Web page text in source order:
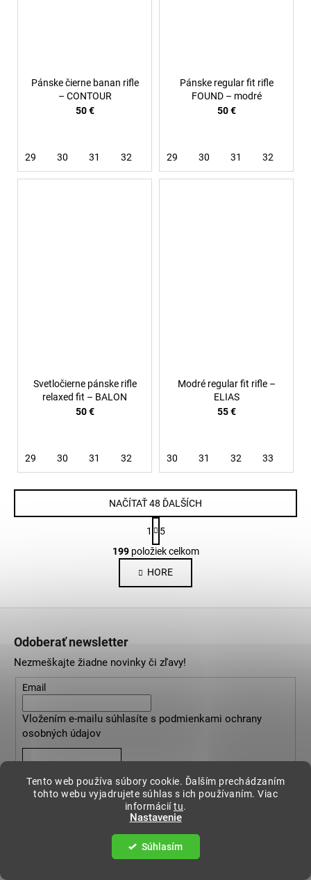
Tento web používa súbory cookie. Ďalším prechádzaním
tohto webu vyjadrujete súhlas s ich používaním. Viac
informáciítu.
Nastavenie
Súhlasím
Pánske čierne banan rifle
– CONTOUR
50 €
29 30 31 32
Pánske regular fit rifle
FOUND – modré
50 €
29 30 31 32
Svetločierne pánske rifle
relaxed fit – BALON
50 €
29 30 31 32
Modré regular fit rifle –
ELIAS
55 €
30 31 32 33
O
v
l
á
d
e
p
v
k
v
p
i
s
u
NAČÍTAŤ 48 ĎALŠÍCH
S
t
r
á
n
k
i
e
1
5
199položiek celkom
HORE
Odoberať newsletter
Nezmeškajte žiadne novinky či zľavy!
Email
Vložením e-mailu súhlasíte s podmienkami ochrany
osobných údajov
Informácie pre vás